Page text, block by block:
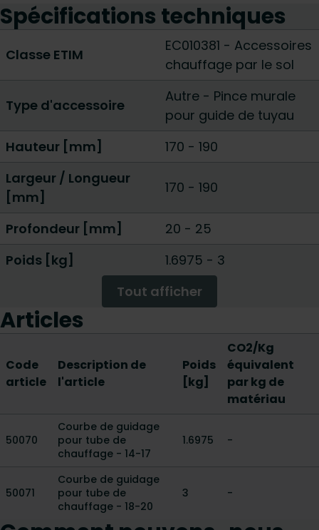
Spécifications techniques
Classe ETIM
EC010381 - Accessoires
chauffage par le sol
Type d'accessoire
Autre - Pince murale
pour guide de tuyau
Hauteur [mm]
170 - 190
Largeur / Longueur
[mm]
170 - 190
Profondeur [mm] 20 - 25
Poids [kg]
1.6975 - 3
Tout afficher
Articles
Code
article
Description de
l'article
Poids
[kg]
CO2/Kg
équivalent
par kg de
matériau
50070
Courbe de guidage
pour tube de
chauffage - 14-17
1.6975 -
50071
Courbe de guidage
pour tube de
chauffage - 18-20
3 -